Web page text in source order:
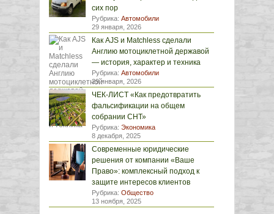
сих пор
Рубрика: Автомобили
29 января, 2026
Как AJS и Matchless сделали
Англию мотоциклетной державой
— история, характер и техника
Рубрика: Автомобили
29 января, 2026
ЧЕК-ЛИСТ «Как предотвратить
фальсификации на общем
собрании СНТ»
Рубрика: Экономика
8 декабря, 2025
Современные юридические
решения от компании «Ваше
Право»: комплексный подход к
защите интересов клиентов
Рубрика: Общество
13 ноября, 2025